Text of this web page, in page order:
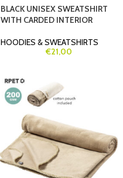
BLACK UNISEX SWEATSHIRT
WITH CARDED INTERIOR
HOODIES & SWEATSHIRTS
€21,00